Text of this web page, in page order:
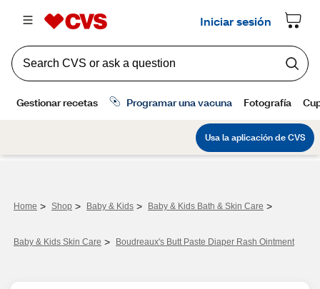
Home > Shop > Baby & Kids > Baby & Kids Bath & Skin Care >
Baby & Kids Skin Care > Boudreaux's Butt Paste Diaper Rash Ointment